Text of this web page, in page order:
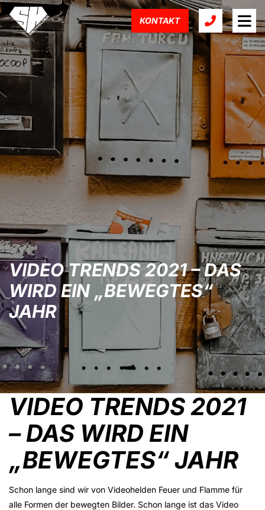
KONTAKT
VIDEO TRENDS 2021 – DAS
WIRD EIN „BEWEGTES“
JAHR
VIDEO TRENDS 2021
– DAS WIRD EIN
„BEWEGTES“ JAHR
Schon lange sind wir von Videohelden Feuer und Flamme für
alle Formen der bewegten Bilder. Schon lange ist das Video